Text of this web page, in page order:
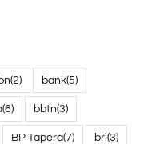
(2) bank(5)
(6) bbtn(3)
BP Tapera(7) bri(3)